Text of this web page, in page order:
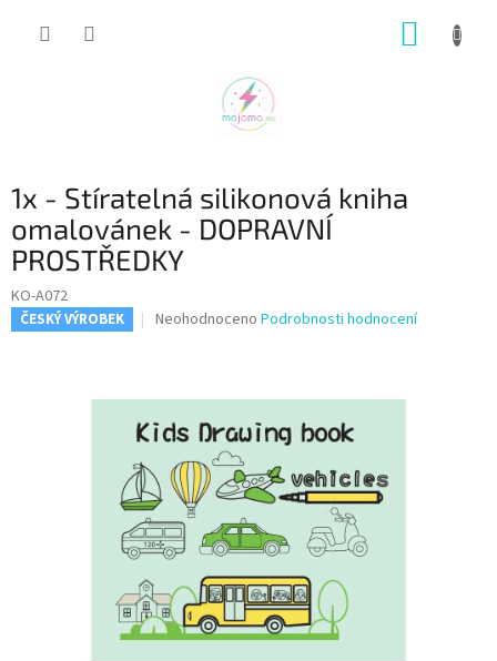
1x - Stíratelná silikonová kniha
omalovánek - DOPRAVNÍ
PROSTŘEDKY
KO-A072
ČESKÝ VÝROBEK
Průměrné
0,0
z
5
hvězdiček.
Neohodnoceno Podrobnosti hodnocení